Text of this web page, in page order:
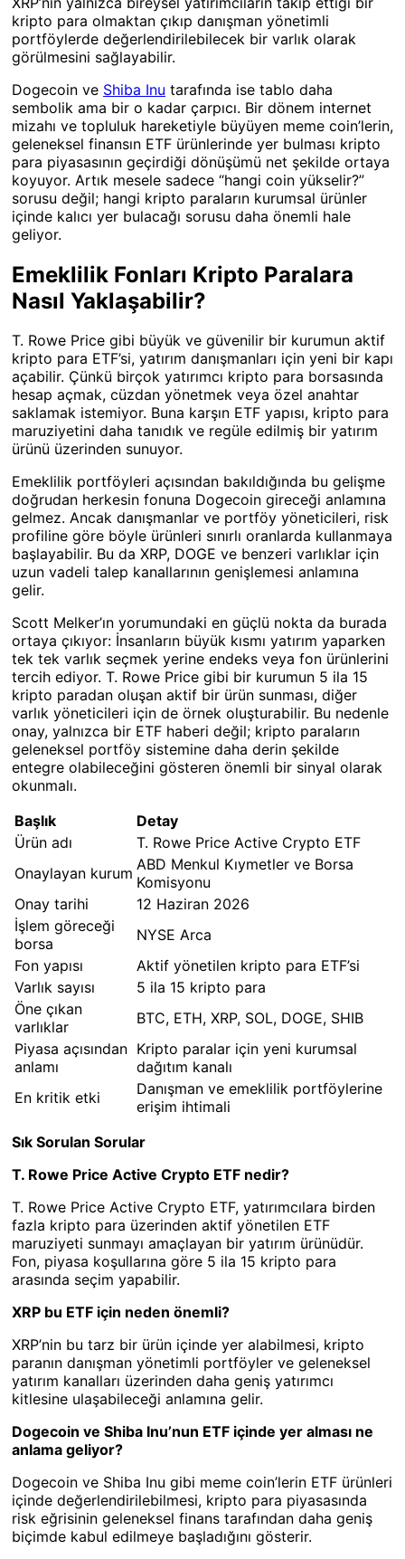
kripto para olmaktan çıkıp danışman yönetimli
portföylerde değerlendirilebilecek bir varlık olarak
görülmesini sağlayabilir.
Dogecoin ve Shiba Inu tarafında ise tablo daha
sembolik ama bir o kadar çarpıcı. Bir dönem internet
mizahı ve topluluk hareketiyle büyüyen meme coin’lerin,
geleneksel finansın ETF ürünlerinde yer bulması kripto
para piyasasının geçirdiği dönüşümü net şekilde ortaya
koyuyor. Artık mesele sadece “hangi coin yükselir?”
sorusu değil; hangi kripto paraların kurumsal ürünler
içinde kalıcı yer bulacağı sorusu daha önemli hale
geliyor.
Emeklilik Fonları Kripto Paralara
Nasıl Yaklaşabilir?
T. Rowe Price gibi büyük ve güvenilir bir kurumun aktif
kripto para ETF’si, yatırım danışmanları için yeni bir kapı
açabilir. Çünkü birçok yatırımcı kripto para borsasında
hesap açmak, cüzdan yönetmek veya özel anahtar
saklamak istemiyor. Buna karşın ETF yapısı, kripto para
maruziyetini daha tanıdık ve regüle edilmiş bir yatırım
ürünü üzerinden sunuyor.
Emeklilik portföyleri açısından bakıldığında bu gelişme
doğrudan herkesin fonuna Dogecoin gireceği anlamına
gelmez. Ancak danışmanlar ve portföy yöneticileri, risk
profiline göre böyle ürünleri sınırlı oranlarda kullanmaya
başlayabilir. Bu da XRP, DOGE ve benzeri varlıklar için
uzun vadeli talep kanallarının genişlemesi anlamına
gelir.
Scott Melker’ın yorumundaki en güçlü nokta da burada
ortaya çıkıyor: İnsanların büyük kısmı yatırım yaparken
tek tek varlık seçmek yerine endeks veya fon ürünlerini
tercih ediyor. T. Rowe Price gibi bir kurumun 5 ila 15
kripto paradan oluşan aktif bir ürün sunması, diğer
varlık yöneticileri için de örnek oluşturabilir. Bu nedenle
onay, yalnızca bir ETF haberi değil; kripto paraların
geleneksel portföy sistemine daha derin şekilde
entegre olabileceğini gösteren önemli bir sinyal olarak
okunmalı.
Başlık
Detay
Ürün adı
T. Rowe Price Active Crypto ETF
Onaylayan kurum ABD Menkul Kıymetler ve Borsa
Komisyonu
Onay tarihi
12 Haziran 2026
İşlem göreceği
borsa
NYSE Arca
Fon yapısı
Aktif yönetilen kripto para ETF’si
Varlık sayısı
5 ila 15 kripto para
Öne çıkan
varlıklar
BTC, ETH, XRP, SOL, DOGE, SHIB
Piyasa açısından
anlamı
Kripto paralar için yeni kurumsal
dağıtım kanalı
En kritik etki
Danışman ve emeklilik portföylerine
erişim ihtimali
Sık Sorulan Sorular
T. Rowe Price Active Crypto ETF nedir?
T. Rowe Price Active Crypto ETF, yatırımcılara birden
fazla kripto para üzerinden aktif yönetilen ETF
maruziyeti sunmayı amaçlayan bir yatırım ürünüdür.
Fon, piyasa koşullarına göre 5 ila 15 kripto para
arasında seçim yapabilir.
XRP bu ETF için neden önemli?
XRP’nin bu tarz bir ürün içinde yer alabilmesi, kripto
paranın danışman yönetimli portföyler ve geleneksel
yatırım kanalları üzerinden daha geniş yatırımcı
kitlesine ulaşabileceği anlamına gelir.
Dogecoin ve Shiba Inu’nun ETF içinde yer alması ne
anlama geliyor?
Dogecoin ve Shiba Inu gibi meme coin’lerin ETF ürünleri
içinde değerlendirilebilmesi, kripto para piyasasında
risk eğrisinin geleneksel finans tarafından daha geniş
biçimde kabul edilmeye başladığını gösterir.